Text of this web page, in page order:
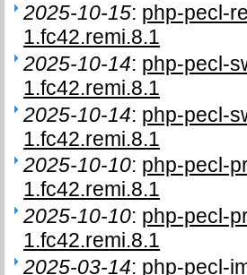
2025-10-15: php-pecl-
1.fc42.remi.8.1
2025-10-14: php-pecl-
1.fc42.remi.8.1
2025-10-14: php-pecl-
1.fc42.remi.8.1
2025-10-10: php-pecl-
1.fc42.remi.8.1
2025-10-10: php-pecl-
1.fc42.remi.8.1
2025-03-14: php-pecl-